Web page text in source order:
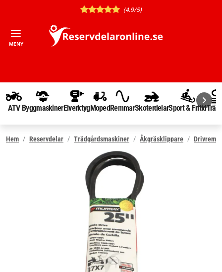
(4.9/5)
MENY
ATV ByggmaskinerElverktygMopedRemmarSkoterdelarSport & Fritid
Hem Reservdelar Trädgårdsmaskiner Åkgräsklippare Drivrem